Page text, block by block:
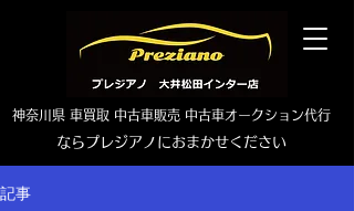
神奈川県 車買取 中古車販売 中古車オークション代行
ならプレジアノにおまかせください
TEL0465-46-6667
記事